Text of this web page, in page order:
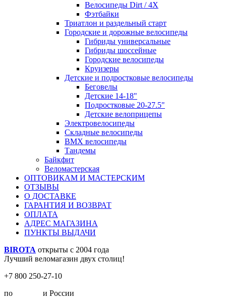
Велосипеды Dirt / 4X
Фэтбайки
Триатлон и раздельный старт
Городские и дорожные велосипеды
Гибриды универсальные
Гибриды шоссейные
Городские велосипеды
Круизеры
Детские и подростковые велосипеды
Беговелы
Детские 14-18"
Подростковые 20-27.5"
Детские велоприцепы
Электровелосипеды
Складные велосипеды
BMX велосипеды
Тандемы
Байкфит
Веломастерская
ОПТОВИКАМ И МАСТЕРСКИМ
ОТЗЫВЫ
О ДОСТАВКЕ
ГАРАНТИЯ И ВОЗВРАТ
ОПЛАТА
АДРЕС МАГАЗИНА
ПУНКТЫ ВЫДАЧИ
BIROTA открыты с 2004 года
Лучший веломагазин двух столиц!
+7 800 250-27-10
по
и России